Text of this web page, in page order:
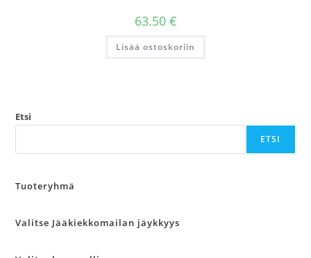
63.50 €
Lisää ostoskoriin
Etsi
ETSI
Tuoteryhmä
Valitse Jääkiekkomailan jäykkyys